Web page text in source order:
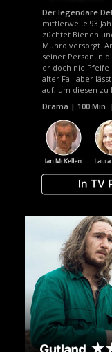
Der legendäre
mittlerweile 93
züchtet Bienen
Munro versorgt.
seiner Person in
er doch nie Pfeife
alter Fall aber
auf, um diesen zu
Drama | 100 Min.